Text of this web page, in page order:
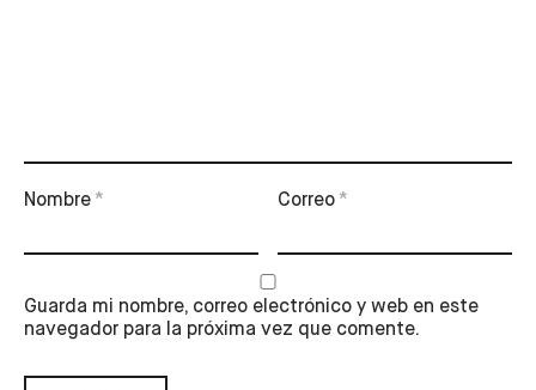
Nombre * Correo *
Guarda mi nombre, correo electrónico y web en este
navegador para la próxima vez que comente.